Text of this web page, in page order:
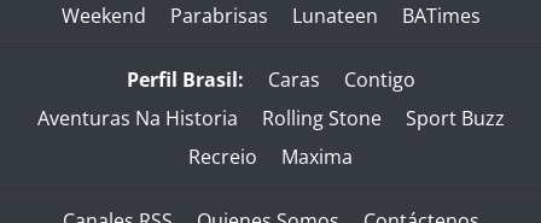
Weekend
Parabrisas Lunateen BATimes
Perfil Brasil: Caras
Contigo
Aventuras Na Historia
Rolling Stone
Sport Buzz
Recreio
Maxima